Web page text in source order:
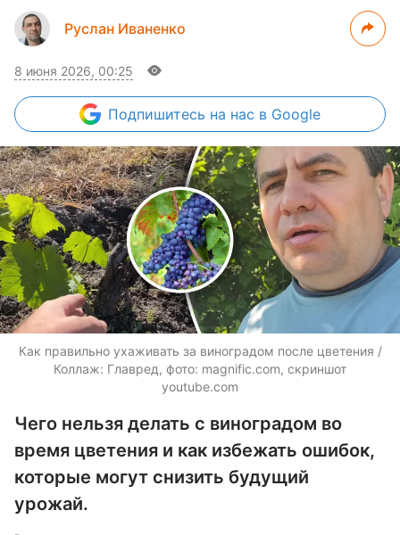
Руслан Иваненко
8 июня 2026, 00:25
Подпишитесь на нас в Google
Как правильно ухаживать за виноградом после цветения /
Коллаж: Главред, фото: magnific.com, скриншот
youtube.com
Чего нельзя делать с виноградом во
время цветения и как избежать ошибок,
которые могут снизить будущий
урожай.